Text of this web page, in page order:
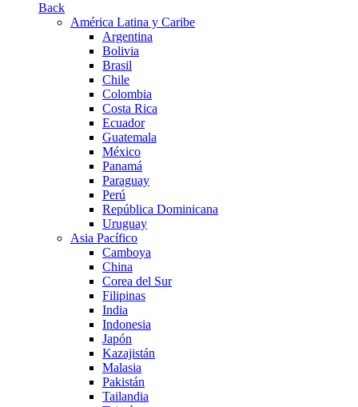
Back
América Latina y Caribe
Argentina
Bolivia
Brasil
Chile
Colombia
Costa Rica
Ecuador
Guatemala
México
Panamá
Paraguay
Perú
República Dominicana
Uruguay
Asia Pacífico
Camboya
China
Corea del Sur
Filipinas
India
Indonesia
Japón
Kazajistán
Malasia
Pakistán
Tailandia